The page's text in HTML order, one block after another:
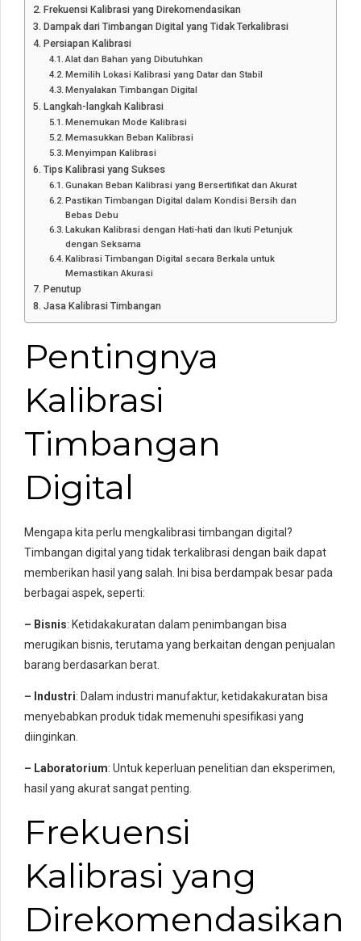
Frekuensi Kalibrasi yang Direkomendasikan
Dampak dari Timbangan Digital yang Tidak Terkalibrasi
Persiapan Kalibrasi
Alat dan Bahan yang Dibutuhkan
Memilih Lokasi Kalibrasi yang Datar dan Stabil
Menyalakan Timbangan Digital
Langkah-langkah Kalibrasi
Menemukan Mode Kalibrasi
Memasukkan Beban Kalibrasi
Menyimpan Kalibrasi
Tips Kalibrasi yang Sukses
Gunakan Beban Kalibrasi yang Bersertifikat dan Akurat
Pastikan Timbangan Digital dalam Kondisi Bersih dan
Bebas Debu
Lakukan Kalibrasi dengan Hati-hati dan Ikuti Petunjuk
dengan Seksama
Kalibrasi Timbangan Digital secara Berkala untuk
Memastikan Akurasi
Penutup
Jasa Kalibrasi Timbangan
Pentingnya
Kalibrasi
Timbangan
Digital
Mengapa kita perlu mengkalibrasi timbangan digital?
Timbangan digital yang tidak terkalibrasi dengan baik dapat
memberikan hasil yang salah. Ini bisa berdampak besar pada
berbagai aspek, seperti:
– Bisnis: Ketidakakuratan dalam penimbangan bisa
merugikan bisnis, terutama yang berkaitan dengan penjualan
barang berdasarkan berat.
– Industri: Dalam industri manufaktur, ketidakakuratan bisa
menyebabkan produk tidak memenuhi spesifikasi yang
diinginkan.
– Laboratorium: Untuk keperluan penelitian dan eksperimen,
hasil yang akurat sangat penting.
Frekuensi
Kalibrasi yang
Direkomendasikan